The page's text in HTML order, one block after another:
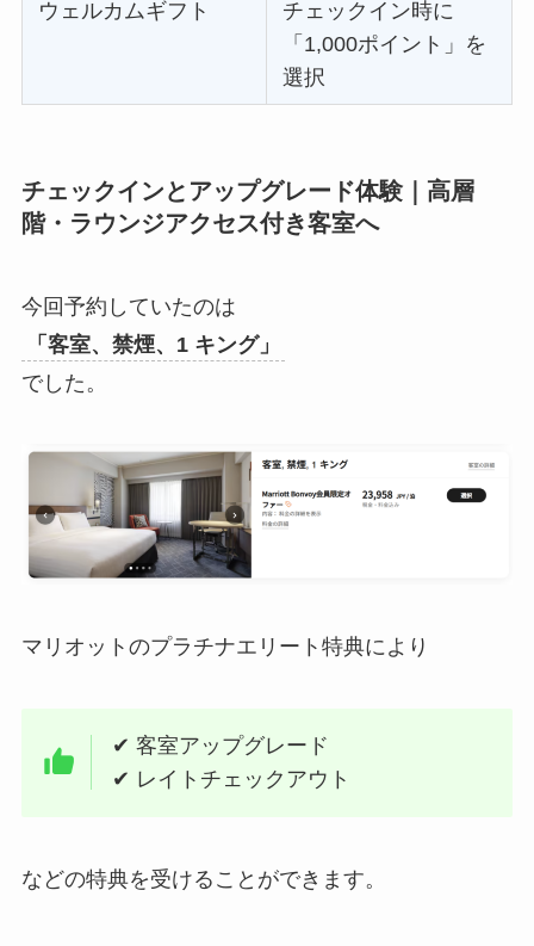
ウェルカムギフト
チェックイン時に
「1,000ポイント」を
選択
チェックインとアップグレード体験｜高層
階・ラウンジアクセス付き客室へ
今回予約していたのは
「客室、禁煙、1 キング」
でした。
マリオットのプラチナエリート特典により
✔ 客室アップグレード
✔ レイトチェックアウト
などの特典を受けることができます。